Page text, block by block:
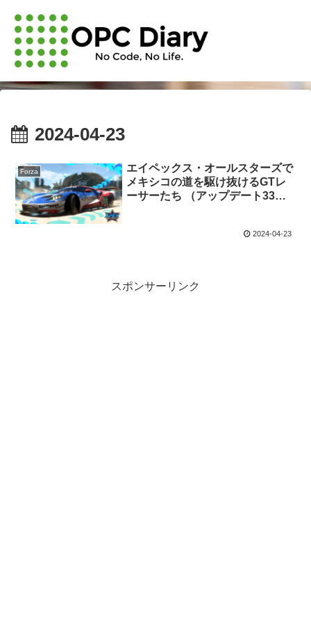
2024-04-23
Forza
エイペックス・オールスターズで
メキシコの道を駆け抜けるGTレ
ーサーたち （アップデート33）
2024-04-23
スポンサーリンク